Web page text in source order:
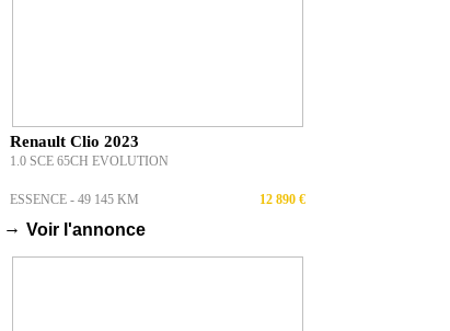
Renault Clio 2023
1.0 SCE 65CH EVOLUTION
ESSENCE - 49 145 KM 12 890 €
→ Voir l'annonce